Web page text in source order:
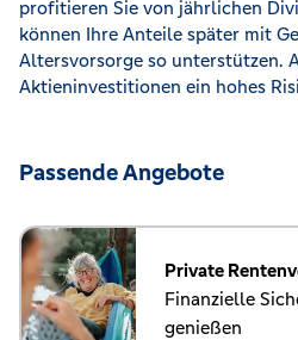
profitieren Sie von jährlichen
können Ihre Anteile später mit
Altersvorsorge so unterstützen.
Aktieninvestitionen ein hohes
Passende Angebote
Private
Finanzielle
genießen